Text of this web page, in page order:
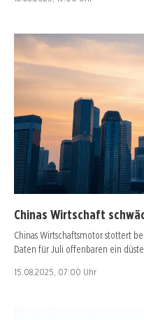
Chinas Wirtschaft
Chinas Wirtschaftsmotor stottert
Daten für Juli offenbaren ein
15.08.2025, 07:00 Uhr